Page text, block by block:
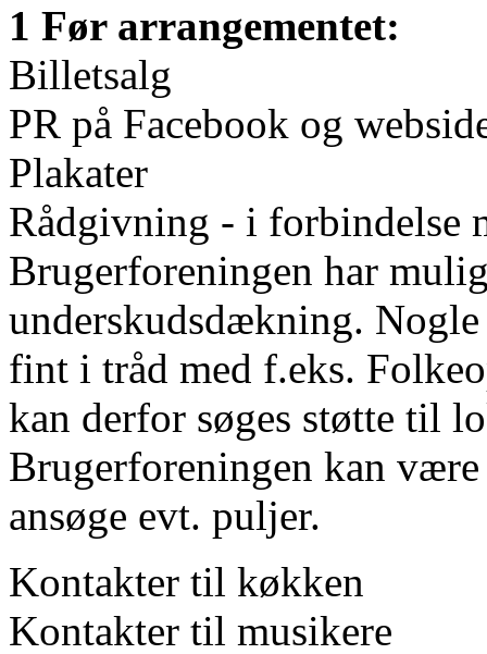
1 Før arrangementet:
Billetsalg
PR på Facebook og
Plakater
Rådgivning - i forbindelse
Brugerforeningen har
underskudsdækning.
fint i tråd med f.eks.
kan derfor søges støtte til
Brugerforeningen kan
ansøge evt. puljer.
Kontakter til køkken
Kontakter til musikere